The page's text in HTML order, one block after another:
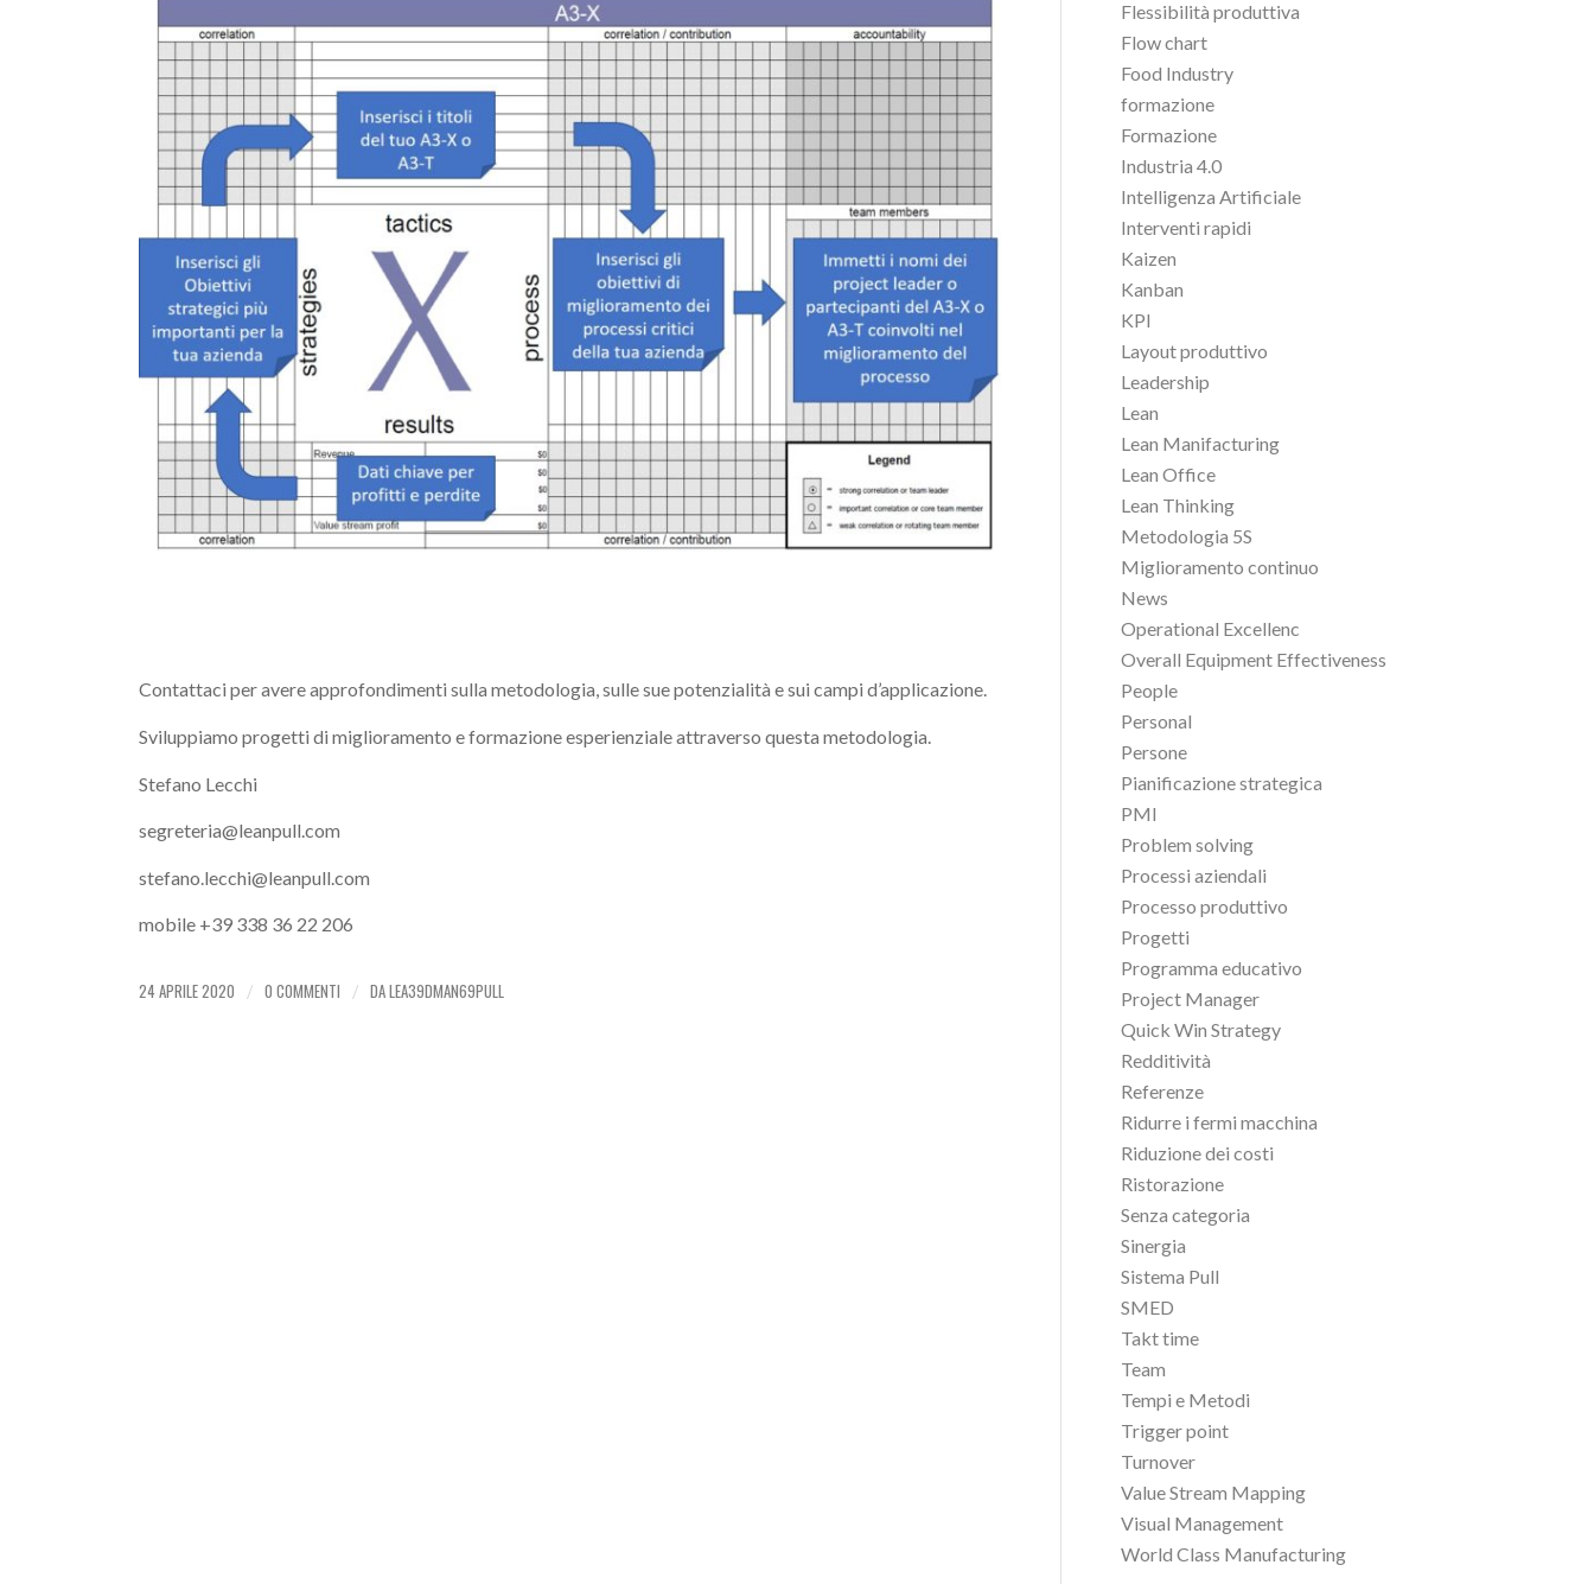
Contattaci per avere approfondimenti sulla metodologia, sulle sue potenzialità e sui campi d’applicazione.
Sviluppiamo progetti di miglioramento e formazione esperienziale attraverso questa metodologia.
Stefano Lecchi
segreteria@leanpull.com
stefano.lecchi@leanpull.com
mobile +39 338 36 22 206
24 APRILE 2020 / 0 COMMENTI / DALEA39DMAN69PULL
Flessibilità produttiva
Flow chart
Food Industry
formazione
Formazione
Industria 4.0
Intelligenza Artificiale
Interventi rapidi
Kaizen
Kanban
KPI
Layout produttivo
Leadership
Lean
Lean Manifacturing
Lean Office
Lean Thinking
Metodologia 5S
Miglioramento continuo
News
Operational Excellenc
Overall Equipment Effectiveness
People
Personal
Persone
Pianificazione strategica
PMI
Problem solving
Processi aziendali
Processo produttivo
Progetti
Programma educativo
Project Manager
Quick Win Strategy
Redditività
Referenze
Ridurre i fermi macchina
Riduzione dei costi
Ristorazione
Senza categoria
Sinergia
Sistema Pull
SMED
Takt time
Team
Tempi e Metodi
Trigger point
Turnover
Value Stream Mapping
Visual Management
World Class Manufacturing